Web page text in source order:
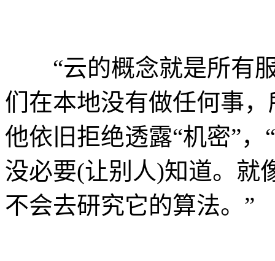
“云的概念就是所有服
们在本地没有做任何事
他依旧拒绝透露“机密”
没必要(让别人)知道。就
不会去研究它的算法。”